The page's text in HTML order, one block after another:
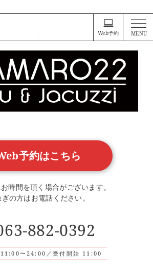
Web予約 MENU
好きなお客様にプライスレスな体験
予約はこちら
時間を頂く場合がございます。
の方はお電話ください。
882-0392
11:00〜24:00／受付開始 11:00